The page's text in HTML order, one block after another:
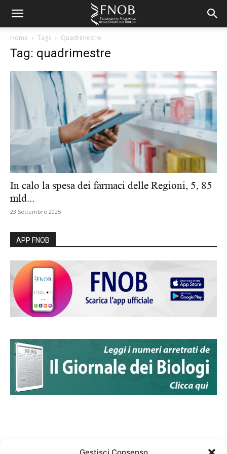
Home Tags Quadrimestre
Tag: quadrimestre
In calo la spesa dei farmaci delle Regioni, 5, 85
mld...
23 Settembre 2025
APP FNOB